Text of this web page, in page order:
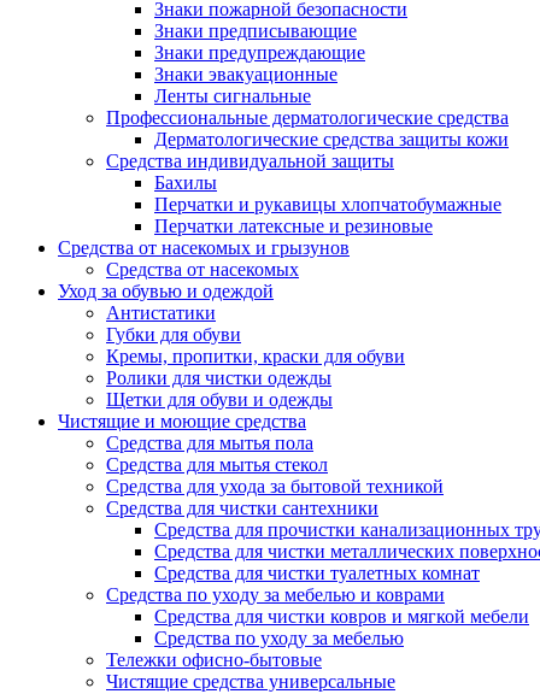
Знаки пожарной безопасности
Знаки предписывающие
Знаки предупреждающие
Знаки эвакуационные
Ленты сигнальные
Профессиональные дерматологические средства
Дерматологические средства защиты кожи
Средства индивидуальной защиты
Бахилы
Перчатки и рукавицы хлопчатобумажные
Перчатки латексные и резиновые
Средства от насекомых и грызунов
Средства от насекомых
Уход за обувью и одеждой
Антистатики
Губки для обуви
Кремы, пропитки, краски для обуви
Ролики для чистки одежды
Щетки для обуви и одежды
Чистящие и моющие средства
Средства для мытья пола
Средства для мытья стекол
Средства для ухода за бытовой техникой
Средства для чистки сантехники
Средства для прочистки канализационных
Средства для чистки металлических
Средства для чистки туалетных комнат
Средства по уходу за мебелью и коврами
Средства для чистки ковров и мягкой мебели
Средства по уходу за мебелью
Тележки офисно-бытовые
Чистящие средства универсальные